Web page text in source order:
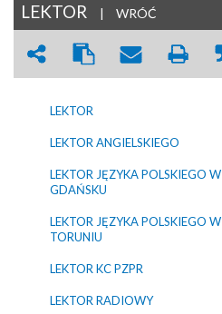
LEKTOR | WRÓĆ
LEKTOR
LEKTOR ANGIELSKIEGO
LEKTOR JĘZYKA POLSKIEGO W
GDAŃSKU
LEKTOR JĘZYKA POLSKIEGO W
TORUNIU
LEKTOR KC PZPR
LEKTOR RADIOWY